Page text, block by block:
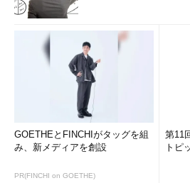
GOETHEとFINCHIがタッグを組
み、新メディアを創設
PR(FINCHI on GOETHE)
第11
トピ